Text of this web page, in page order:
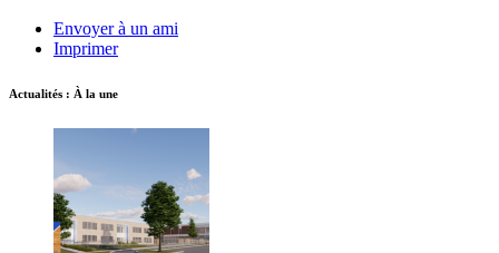
Envoyer à un ami
Imprimer
Actualités : À la une